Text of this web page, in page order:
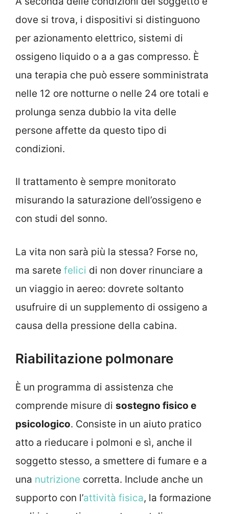
dove si trova, i dispositivi si distinguono
per azionamento elettrico, sistemi di
ossigeno liquido o a a gas compresso. È
una terapia che può essere somministrata
nelle 12 ore notturne o nelle 24 ore totali e
prolunga senza dubbio la vita delle
persone affette da questo tipo di
condizioni.
Il trattamento è sempre monitorato
misurando la saturazione dell’ossigeno e
con studi del sonno.
La vita non sarà più la stessa? Forse no,
ma sarete felici di non dover rinunciare a
un viaggio in aereo: dovrete soltanto
usufruire di un supplemento di ossigeno a
causa della pressione della cabina.
Riabilitazione polmonare
È un programma di assistenza che
comprende misure di sostegno fisico e
psicologico. Consiste in un aiuto pratico
atto a rieducare i polmoni e sì, anche il
soggetto stesso, a smettere di fumare e a
una nutrizione corretta. Include anche un
supporto con l’attività fisica, la formazione